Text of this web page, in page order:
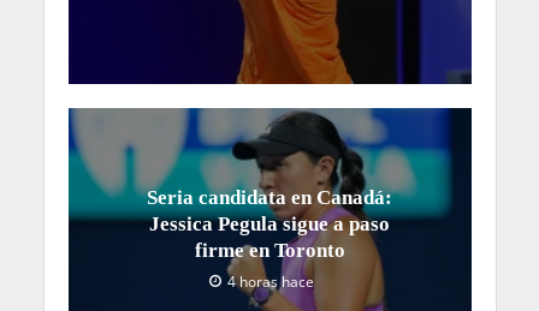
Seria candidata en Canadá:
Jessica Pegula sigue a paso
firme en Toronto
4 horas hace